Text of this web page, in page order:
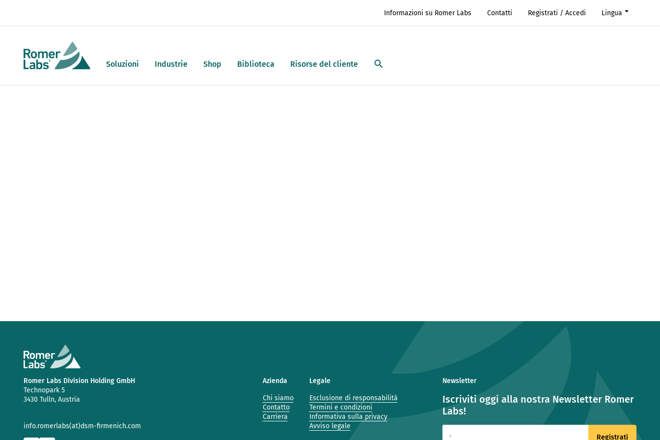
Soluzioni Industrie Shop Biblioteca Risorse del cliente
Informazioni su Romer Labs Contatti Registrati / Accedi Lingua
Romer Labs Division Holding GmbH
Technopark 5
3430 Tulln, Austria
info.romerlabs(at)dsm-firmenich.com
Azienda
Chi siamo
Contatto
Carriera
Legale
Esclusione di responsabilità
Termini e condizioni
Informativa sulla privacy
Avviso legale
Newsletter
Iscriviti oggi alla nostra Newsletter Romer
Labs!